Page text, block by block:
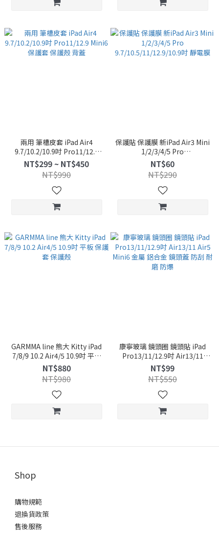
兩用 筆槽皮套 iPad Air4
9.7/10.2/10.9吋 Pro11/12.9
Mini6 保護套 保護殼 背蓋
NT$299 ~ NT$450
NT$990
保護貼 保護膜 新iPad Air3 Mini
1/2/3/4/5 Pro
9.7/10.5/11/12.9/10.9吋 靜電
膜
NT$60
NT$290
GARMMA line 熊大 Kitty iPad
7/8/9 10.2 Air4/5 10.9吋 平板
保護套 保護殼
NT$880
NT$980
康寧玻璃 鏡頭圈 鏡頭貼 iPad
Pro13/11/12.9吋 Air13/11
Air5 Mini6 金屬 鋁合金 鏡頭蓋
防刮 耐磨 防爆
NT$99
NT$550
Shop
購物規範
退換貨政策
售後服務